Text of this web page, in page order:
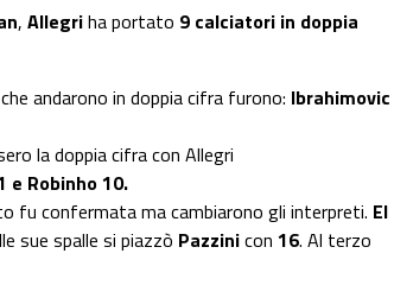
, Allegriha portato 9 calciatori in doppia
andarono in doppia cifra furono: Ibrahimovic
la doppia cifra con Allegri
e Robinho 10.
fu confermata ma cambiarono gli interpreti. El
sue spalle si piazzò Pazzinicon 16. Al terzo